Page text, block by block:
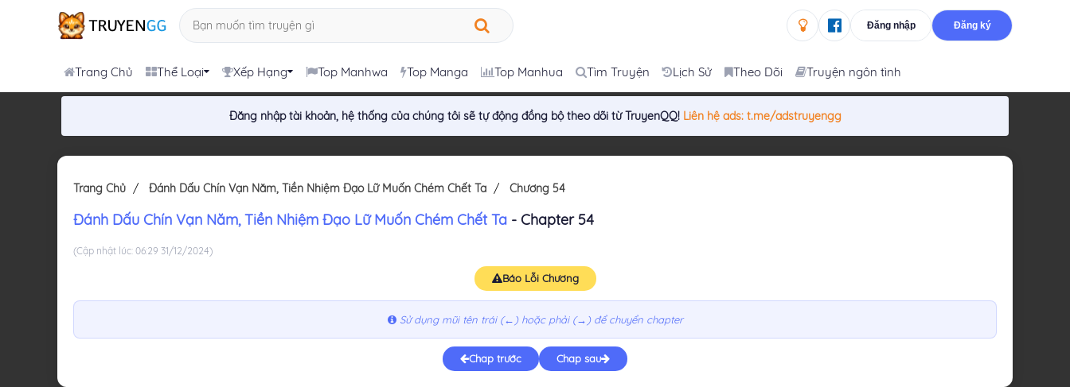
Đăng nhập Đăng ký
Trang Chủ Thể Loại Xếp Hạng Top Manhwa Top Manga Top Manhua Tìm Truyện Lịch Sử Theo Dõi Truyện ngôn tình
Đăng nhập tài khoản, hệ thống của chúng tôi sẽ tự động đồng bộ theo dõi từ TruyenQQ! Liên hệ ads: t.me/adstruyengg
Trang Chủ Đánh Dấu Chín Vạn Năm, Tiền Nhiệm Đạo Lữ Muốn Chém Chết Ta Chương 54
Đánh Dấu Chín Vạn Năm, Tiền Nhiệm Đạo Lữ Muốn Chém Chết Ta - Chapter 54
(Cập nhật lúc: 06:29 31/12/2024)
Báo Lỗi Chương
Sử dụng mũi tên trái (←) hoặc phải (→) để chuyển chapter
Chap trước Chap sau